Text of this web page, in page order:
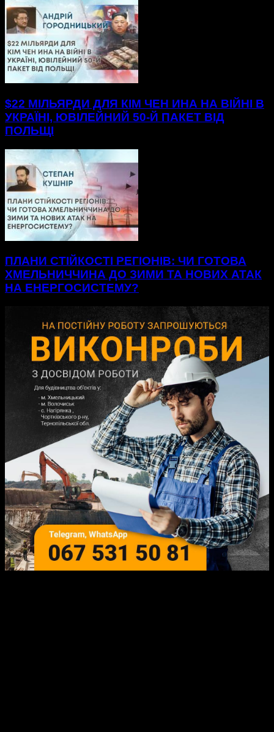
$22 МІЛЬЯРДИ ДЛЯ КІМ ЧЕН ИНА НА ВІЙНІ В
УКРАЇНІ, ЮВІЛЕЙНИЙ 50-Й ПАКЕТ ВІД
ПОЛЬЩІ
ПЛАНИ СТІЙКОСТІ РЕГІОНІВ: ЧИ ГОТОВА
ХМЕЛЬНИЧЧИНА ДО ЗИМИ ТА НОВИХ АТАК
НА ЕНЕРГОСИСТЕМУ?